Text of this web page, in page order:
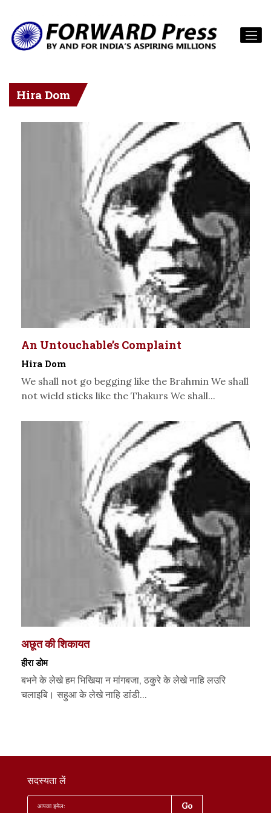
Hira Dom
An Untouchable’s Complaint
Hira Dom
We shall not go begging like the Brahmin We shall
not wield sticks like the Thakurs We shall...
अछूत की शिकायत
हीरा डोम
बभने के लेखे हम भिखिया न मांगबजा, ठकुरे के लेखे नाहि लउरि
चलाइबि। सहुआ के लेखे नाहि डांडी...
सदस्यता लें